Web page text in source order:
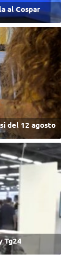
al Cospar
del 12 agosto
Tg24